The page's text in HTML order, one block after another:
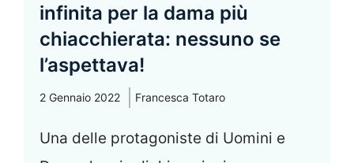
infinita per la dama più
chiacchierata: nessuno se
l’aspettava!
2 Gennaio 2022 Francesca Totaro
Una delle protagoniste di Uomini e